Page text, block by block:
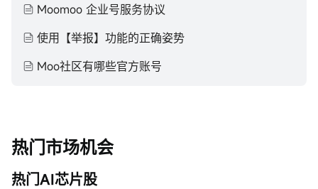
Moomoo 企业号服务协议
使用【举报】功能的正确姿势
Moo社区有哪些官方账号
热门市场机会
热门AI芯片股